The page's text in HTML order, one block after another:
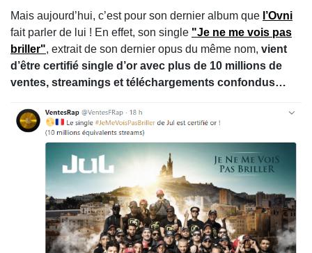
Mais aujourd’hui, c’est pour son dernier album que l’Ovni
fait parler de lui ! En effet, son single "Je ne me vois pas
briller", extrait de son dernier opus du même nom, vient
d’être certifié single d’or avec plus de 10 millions de
ventes, streamings et téléchargements confondus…